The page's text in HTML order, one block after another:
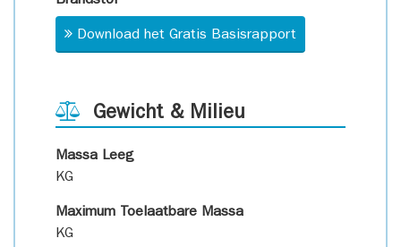
Download het Gratis Basisrapport
Gewicht & Milieu
Massa Leeg
KG
Maximum Toelaatbare Massa
KG